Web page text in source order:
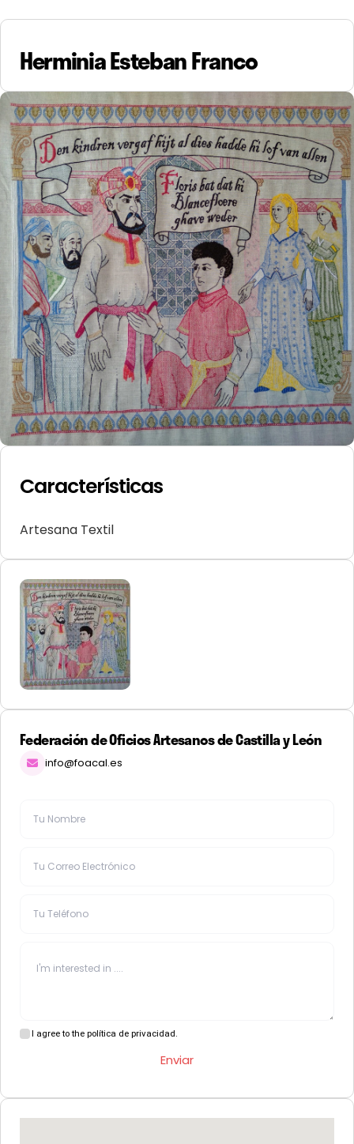
Herminia Esteban Franco
Características
Artesana Textil
Federación de Oficios Artesanos de Castilla y León
info@foacal.es
I agree to the política de privacidad.
Enviar